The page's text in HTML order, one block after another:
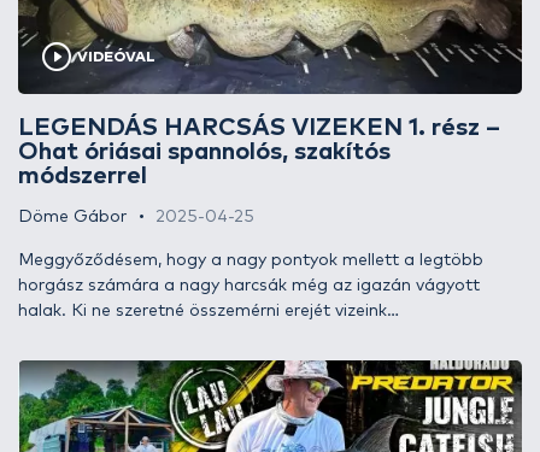
VIDEÓVAL
LEGENDÁS HARCSÁS VIZEKEN 1. rész –
Ohat óriásai spannolós, szakítós
módszerrel
Döme Gábor 2025-04-25
Meggyőződésem, hogy a nagy pontyok mellett a legtöbb
horgász számára a nagy harcsák még az igazán vágyott
halak. Ki ne szeretné összemérni erejét vizeink
élményekre és halakra vágyok én is. Tudásszomjam
csillapíthatatlan! Most a nagy harcsák nyomába eredünk
kollégáimmal és örömmel osztunk meg minden új és hasznos
tapasztalatot veletek is! Érdemes lesz most is velünk tartani!